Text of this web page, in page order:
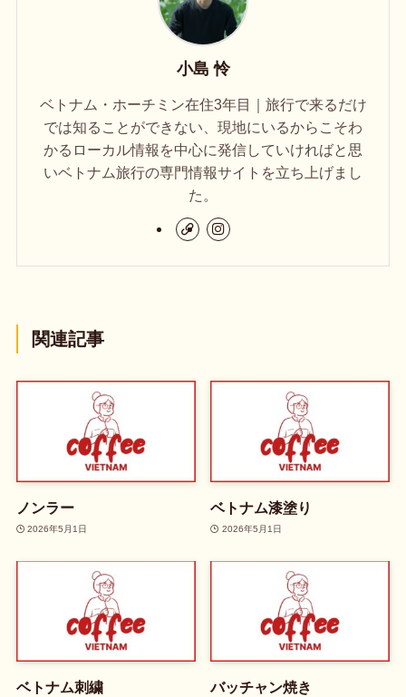
小島 怜
ベトナム・ホーチミン在住3年目｜旅行で来るだけ
では知ることができない、現地にいるからこそわ
かるローカル情報を中心に発信していければと思
いベトナム旅行の専門情報サイトを立ち上げまし
た。
関連記事
ノンラー
2026年5月1日
ベトナム漆塗り
2026年5月1日
ベトナム刺繍 バッチャン焼き